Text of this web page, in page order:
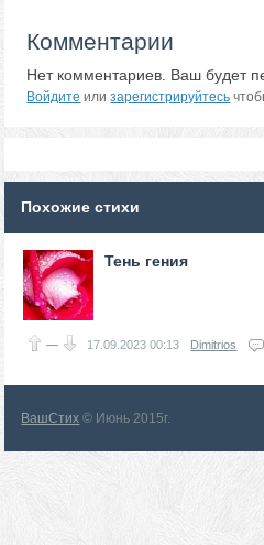
Комментарии
Нет комментариев. Ваш будет
Войдите илизарегистрируйтесь
Похожие стихи
Тень гения
— 17.09.202300:13 Dimitrios
ВашСтих © Июнь 2015г.